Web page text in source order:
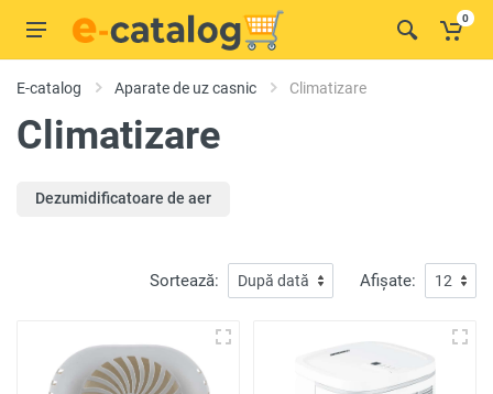
0
E-catalog Aparate de uz casnic Climatizare
Climatizare
Dezumidificatoare de aer
Sortează: Afișate: